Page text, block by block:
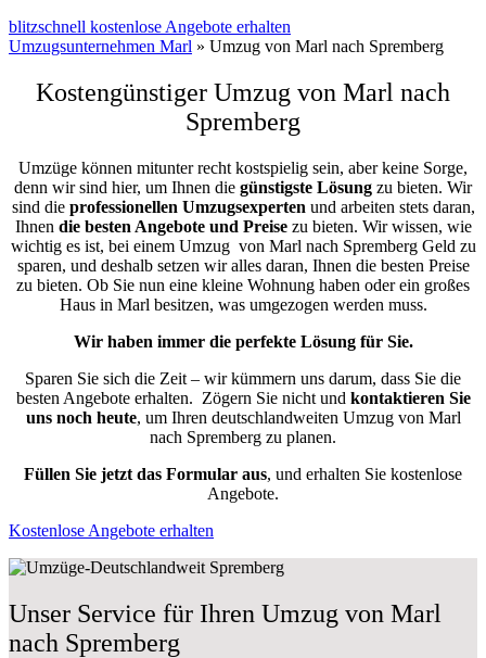
blitzschnell kostenlose Angebote erhalten
Umzugsunternehmen Marl » Umzug von Marl nach Spremberg
Kostengünstiger Umzug von Marl nach
Spremberg
Umzüge können mitunter recht kostspielig sein, aber keine Sorge,
denn wir sind hier, um Ihnen die günstigste Lösung zu bieten. Wir
sind die professionellen Umzugsexperten und arbeiten stets daran,
Ihnen die besten Angebote und Preisezu bieten. Wir wissen, wie
wichtig es ist, bei einem Umzug von Marl nach Spremberg Geld zu
sparen, und deshalb setzen wir alles daran, Ihnen die besten Preise
zu bieten. Ob Sie nun eine kleine Wohnung haben oder ein großes
Haus in Marl besitzen, was umgezogen werden muss.
Wir haben immer die perfekte Lösung für Sie.
Sparen Sie sich die Zeit – wir kümmern uns darum, dass Sie die
besten Angebote erhalten. Zögern Sie nicht und kontaktieren Sie
uns noch heute, um Ihren deutschlandweiten Umzug von Marl
nach Spremberg zu planen.
Füllen Sie jetzt das Formular aus, und erhalten Sie kostenlose
Angebote.
Kostenlose Angebote erhalten
Unser Service für Ihren Umzug von Marl
nach Spremberg